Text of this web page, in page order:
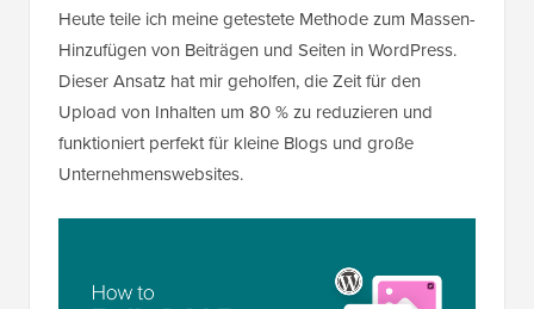
Heute teile ich meine getestete Methode zum Massen-
Hinzufügen von Beiträgen und Seiten in WordPress.
Dieser Ansatz hat mir geholfen, die Zeit für den
Upload von Inhalten um 80 % zu reduzieren und
funktioniert perfekt für kleine Blogs und große
Unternehmenswebsites.